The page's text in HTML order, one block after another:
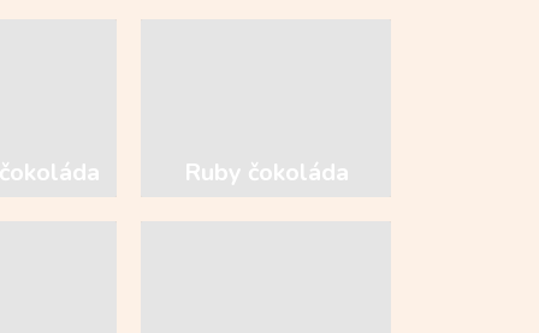
Ruby čokoláda